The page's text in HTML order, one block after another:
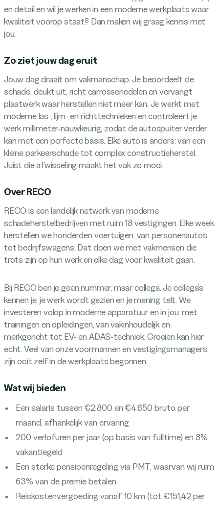
en detail en wil je werken in een moderne werkplaats waar
kwaliteit voorop staat? Dan maken wij graag kennis met
jou.
Zo ziet jouw dag eruit
Jouw dag draait om vakmanschap. Je beoordeelt de
schade, deukt uit, richt carrosseriedelen en vervangt
plaatwerk waar herstellen niet meer kan. Je werkt met
moderne las-, lijm- en richttechnieken en controleert je
werk millimeter-nauwkeurig, zodat de autospuiter verder
kan met een perfecte basis. Elke auto is anders: van een
kleine parkeerschade tot complex constructieherstel.
Juist die afwisseling maakt het vak zo mooi.
Over RECO
RECO is een landelijk netwerk van moderne
schadeherstelbedrijven met ruim 18 vestigingen. Elke week
herstellen we honderden voertuigen: van personenauto’s
tot bedrijfswagens. Dat doen we met vakmensen die
trots zijn op hun werk en elke dag voor kwaliteit gaan.
Bij RECO ben je geen nummer, maar collega. Je collega’s
kennen je, je werk wordt gezien en je mening telt. We
investeren volop in moderne apparatuur en in jou: met
trainingen en opleidingen, van vakinhoudelijk en
merkgericht tot EV- en ADAS-techniek. Groeien kan hier
echt. Veel van onze voormannen en vestigingsmanagers
zijn ooit zelf in de werkplaats begonnen.
Wat wij bieden
Een salaris tussen €2.800 en €4.650 bruto per
maand, afhankelijk van ervaring
200 verlofuren per jaar (op basis van fulltime) en 8%
vakantiegeld
Een sterke pensioenregeling via PMT, waarvan wij ruim
63% van de premie betalen
Reiskostenvergoeding vanaf 10 km (tot €151,42 per